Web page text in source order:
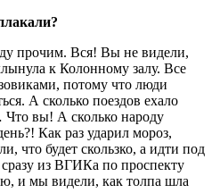
прочим. Вся! Вы не видели,
к Колонному залу. Все
потому что люди
А сколько поездов ехало
вы! А сколько народу
Как раз ударил мороз,
что будет скользко, а идти под
из ВГИКа по проспекту
и мы видели, как толпа шла